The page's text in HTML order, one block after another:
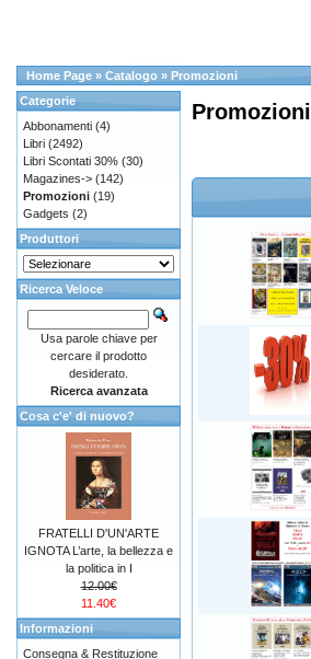
Home Page » Catalogo » Promozioni
Promozioni
Categorie
Abbonamenti (4)
Libri (2492)
Libri Scontati 30% (30)
Magazines-> (142)
Promozioni (19)
Gadgets (2)
Produttori
Ricerca Veloce
Usa parole chiave per
cercare il prodotto
desiderato.
Ricerca avanzata
Cosa c'e' di nuovo?
FRATELLI D'UN'ARTE
IGNOTA L’arte, la bellezza e
la politica in I
12.00€
11.40€
Informazioni
Consegna & Restituzione